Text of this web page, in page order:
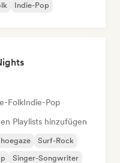
Indie-Pop
FolkIndie-Pop
Playlists hinzufügen
Surf-Rock
Singer-Songwriter